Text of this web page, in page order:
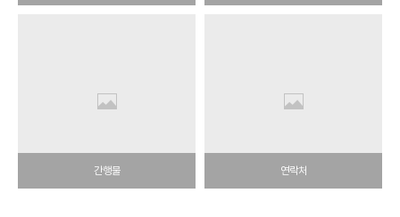
간행물 연락처